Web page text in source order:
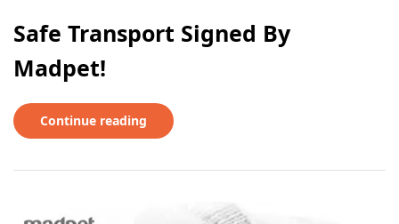
Safe Transport Signed By
Madpet!
Continue reading